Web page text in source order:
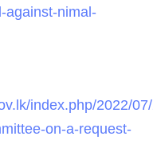
against-nimal-
index.php/2022/
on-a-request-